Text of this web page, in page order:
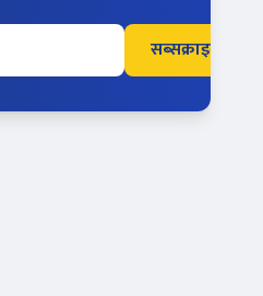
सब्सक्राइब